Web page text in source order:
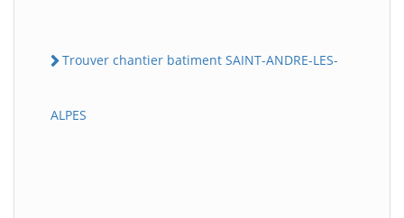
Trouver chantier batiment SAINT-ANDRE-LES-
ALPES